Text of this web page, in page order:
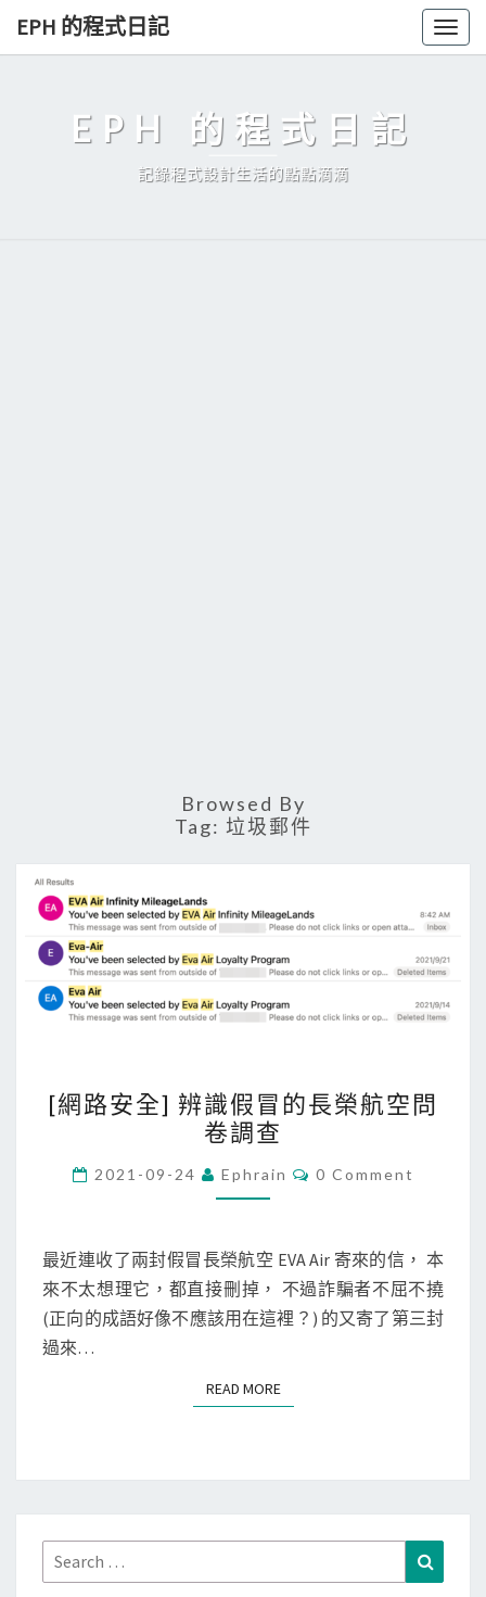
Skip
EPH 的程式日記
EPH 的程式日記
記錄程式設計生活的點點滴滴
Browsed By
Tag: 垃圾郵件
網
路
安
全
辨
識
假
長
調
[網路安全] 辨識假冒的長榮航空問
卷調查
2021-09-24 Ephrain
C
N
S
0 Comment
最近連收了兩封假冒長榮航空 EVA Air 寄來的信， 本
來不太想理它，都直接刪掉， 不過詐騙者不屈不撓
(正向的成語好像不應該用在這裡？) 的又寄了第三封
過來…
READ MOREREAD MORE
Search
for: